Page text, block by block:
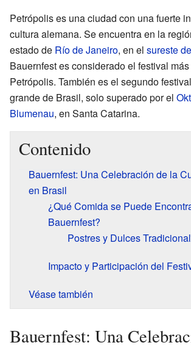
Petrópolis es una ciudad con una fuerte
cultura alemana. Se encuentra en la
estado de Río de Janeiro, en el sureste
Bauernfest es considerado el festival
Petrópolis. También es el segundo
grande de Brasil, solo superado por el
Blumenau, en Santa Catarina.
Contenido
Bauernfest: Una Celebración de la
en Brasil
¿Qué Comida se Puede
Bauernfest?
Postres y Dulces
Impacto y Participación del
Véase también
Bauernfest: Una